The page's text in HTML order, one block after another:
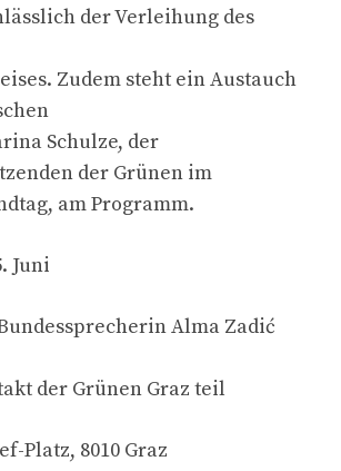
der Verleihung des
Zudem steht ein Austauch
Schulze, der
der Grünen im
am Programm.
Juni
Alma Zadić
der Grünen Graz teil
Platz, 8010 Graz